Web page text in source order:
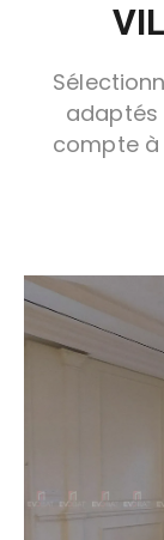
adaptés
compte à